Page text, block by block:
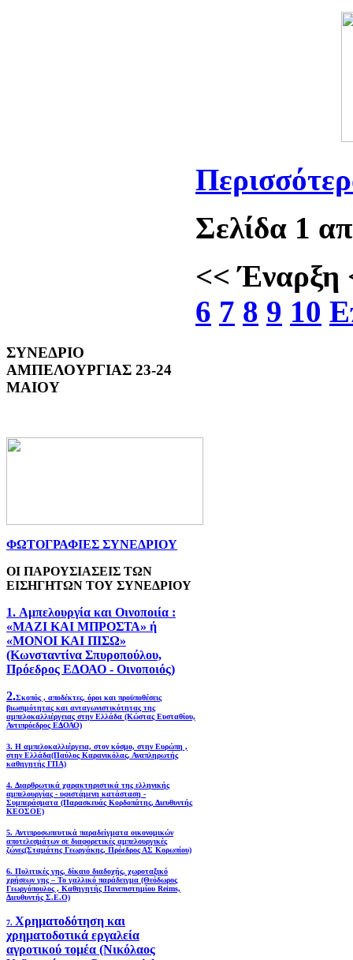
Σελίδα 1
<<Έναρξη
6 7 8 9 10
ΣΥΝΕΔΡΙΟ
ΑΜΠΕΛΟΥΡΓΙΑΣ 23-24
ΜΑΙΟΥ
ΦΩΤΟΓΡΑΦΙΕΣ ΣΥΝΕΔΡΙΟΥ
ΟΙ ΠΑΡΟΥΣΙΑΣΕΙΣ ΤΩΝ
ΕΙΣΗΓΗΤΩΝ ΤΟΥ ΣΥΝΕΔΡΙΟΥ
1. Αμπελουργία και Οινοποιία :
«ΜΑΖΙ ΚΑΙ ΜΠΡΟΣΤΑ» ή
«ΜΟΝΟΙ ΚΑΙ ΠΙΣΩ»
(Κωνσταντίνα Σπυροπούλου,
Πρόεδρος ΕΔΟΑΟ - Οινοποιός)
2.Σκοπός , αποδέκτες, όροι και προϋποθέσεις
βιωσιμότητας και ανταγωνιστικότητας της
αμπελοκαλλιέργειας στην Ελλάδα (Κώστας Ευσταθίου,
Αντιπρόεδρος ΕΔΟΑΟ)
3. Η αμπελοκαλλιέργεια, στον κόσμο, στην Ευρώπη ,
στην Ελλάδα(Παύλος Καρανικόλας, Αναπληρωτής
καθηγητής ΓΠΑ)
4. Διαρθρωτικά χαρακτηριστικά της ελληνικής
αμπελουργίας - υφιστάμενη κατάσταση -
Συμπεράσματα (Παρασκευάς Κορδοπάτης, Διευθυντής
ΚΕΟΣΟΕ)
5. Αντιπροσωπευτικά παραδείγματα οικονομικών
αποτελεσμάτων σε διαφορετικές αμπελουργικές
ζώνες(Σταμάτης Γεωργάκης, Πρόεδρος ΑΣ Κορωπίου)
6. Πολιτικές γης, δίκαιο διαδοχής, χωροταξικό
χρήσεων γης – Το γαλλικό παράδειγμα (Θεόδωρος
Γεωργόπουλος , Καθηγητής Πανεπιστημίου Reims,
Διευθυντής Σ.Ε.Ο)
7. Χρηματοδότηση και
χρηματοδοτικά εργαλεία
αγροτικού τομέα (Νικόλαος